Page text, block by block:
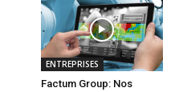
ENTREPRISES
Factum Group: Nos